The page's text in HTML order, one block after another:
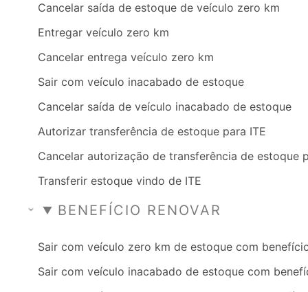
Cancelar saída de estoque de veículo zero km
Entregar veículo zero km
Cancelar entrega veículo zero km
Sair com veículo inacabado de estoque
Cancelar saída de veículo inacabado de estoque
Autorizar transferência de estoque para ITE
Cancelar autorização de transferência de estoque
Transferir estoque vindo de ITE
BENEFÍCIO RENOVAR
Sair com veículo zero km de estoque com
Sair com veículo inacabado de estoque com